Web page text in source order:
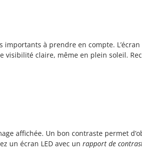
à prendre en compte.
claire, même en plein soleil.
affichée. Un bon contraste permet
un écran LED avec un rapport de